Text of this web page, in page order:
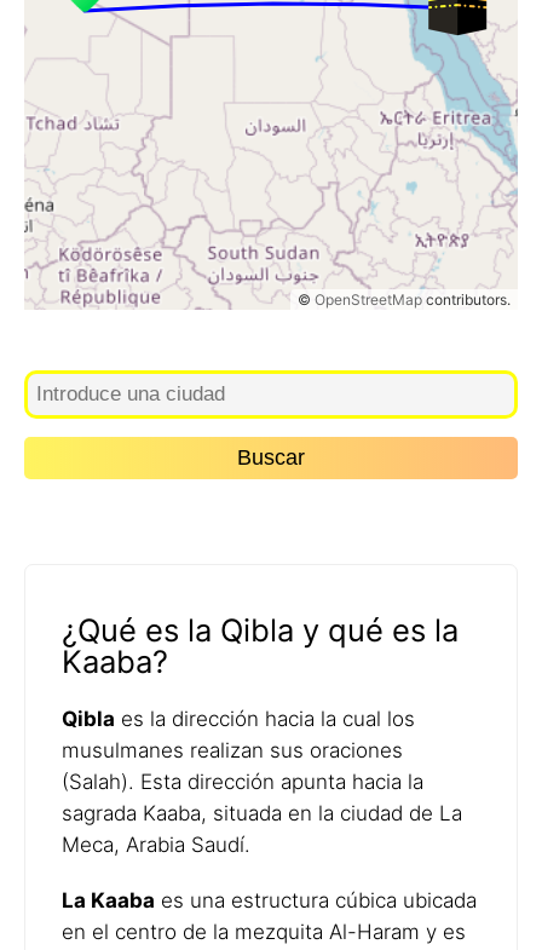
© OpenStreetMap contributors.
Buscar
¿Qué es la Qibla y qué es la
Kaaba?
Qibla es la dirección hacia la cual los
musulmanes realizan sus oraciones
(Salah). Esta dirección apunta hacia la
sagrada Kaaba, situada en la ciudad de La
Meca, Arabia Saudí.
La Kaaba es una estructura cúbica ubicada
en el centro de la mezquita Al-Haram y es